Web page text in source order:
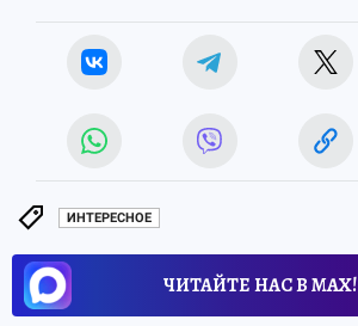
ИНТЕРЕСНОЕ
ЧИТАЙТЕ НАС В МАХ!